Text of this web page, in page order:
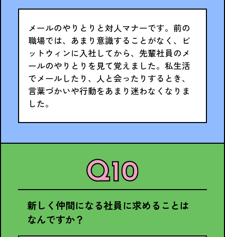
メールのやりとりと対人マナーです。前の
職場では、あまり意識することがなく、ビ
ットウィンに入社してから、先輩社員のメ
ールのやりとりを見て覚えました。私生活
でメールしたり、人と会ったりするとき、
言葉づかいや行動をあまり迷わなくなりま
した。
新しく仲間になる社員に求めることは
なんですか？